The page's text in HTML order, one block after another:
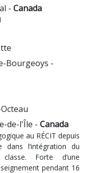
- Canada
Bourgeoys -
de-l'Île - Canada
au RÉCIT depuis
dans l’intégration du
Forte d’une
pendant 16